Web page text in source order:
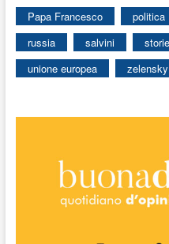
Papa Francesco
politica
russia
salvini storie
unione europea
zelensky